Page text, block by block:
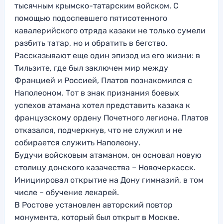
тысячным крымско-татарским войском. С
помощью подоспевшего пятисотенного
кавалерийского отряда казаки не только сумели
разбить татар, но и обратить в бегство.
Рассказывают еще один эпизод из его жизни: в
Тильзите, где был заключен мир между
Францией и Россией, Платов познакомился с
Наполеоном. Тот в знак признания боевых
успехов атамана хотел представить казака к
французскому ордену Почетного легиона. Платов
отказался, подчеркнув, что не служил и не
собирается служить Наполеону.
Будучи войсковым атаманом, он основал новую
столицу донского казачества – Новочеркасск.
Инициировал открытие на Дону гимназий, в том
числе – обучение лекарей.
В Ростове установлен авторский повтор
монумента, который был открыт в Москве.